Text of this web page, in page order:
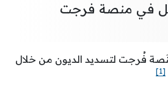
في منصة فرجت
فُرجت لتسديد الديون من خلال
[1]